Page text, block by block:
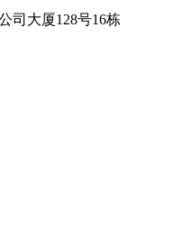
司大厦128号16栋